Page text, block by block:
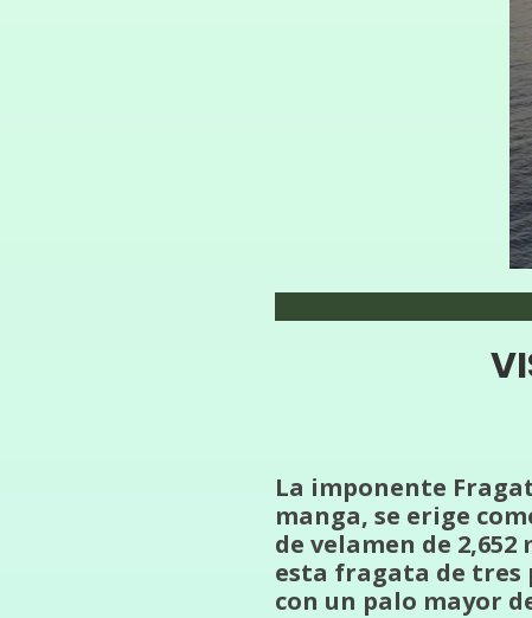
La imponente
manga, se erige
de velamen de
esta fragata de tres
con un palo mayor